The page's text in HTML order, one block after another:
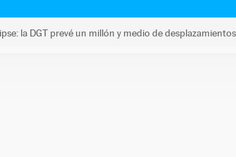
la DGT prevé un millón y medio de